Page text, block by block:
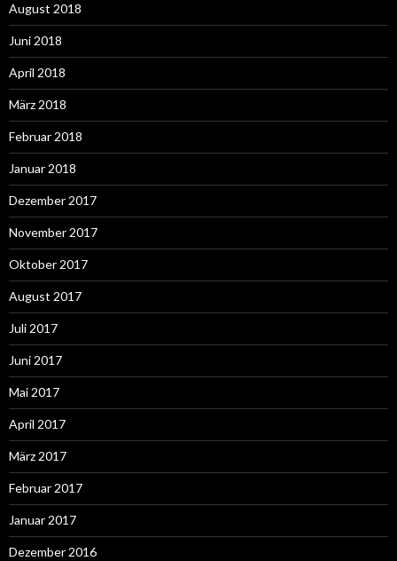
August 2018
Juni 2018
April 2018
März 2018
Februar 2018
Januar 2018
Dezember 2017
November 2017
Oktober 2017
August 2017
Juli 2017
Juni 2017
Mai 2017
April 2017
März 2017
Februar 2017
Januar 2017
Dezember 2016